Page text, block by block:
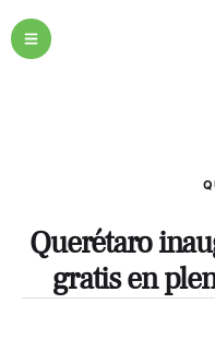
Querétaro
gratis en